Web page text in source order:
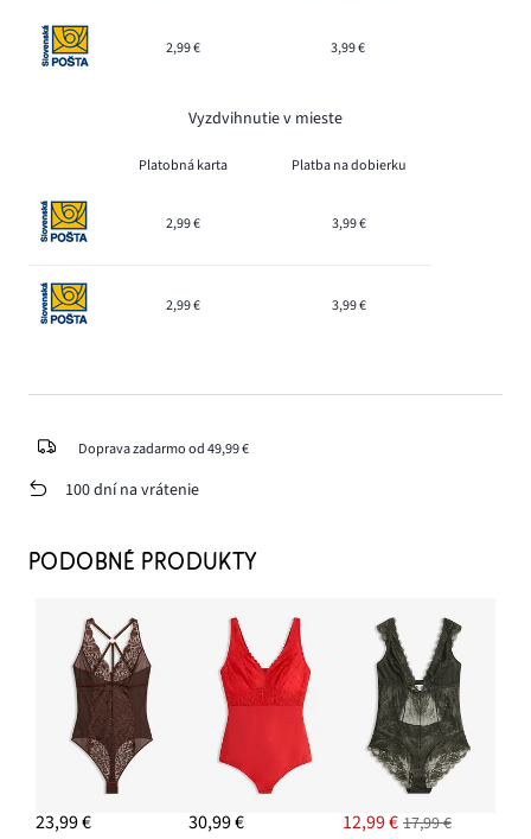
2,99 € 3,99 €
Vyzdvihnutie v mieste
Platobná karta Platba na dobierku
2,99 € 3,99 €
2,99 € 3,99 €
Doprava zadarmo od 49,99 €
100 dní na vrátenie
PODOBNÉ PRODUKTY
23,99 € 30,99 € 12,99 € 17,99 €